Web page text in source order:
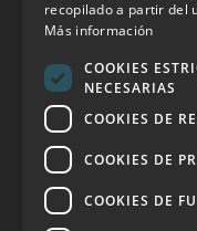
Política de Cookies
Política de calidad y
Contacto
DOSSIER Y
recopilado a partir del
Más información
COOKIES
NECESARIAS
COOKIES DE
COOKIES DE
COOKIES DE